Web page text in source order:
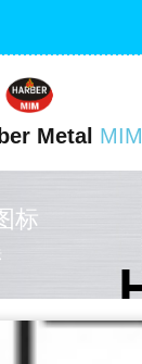
Metal MIM
标